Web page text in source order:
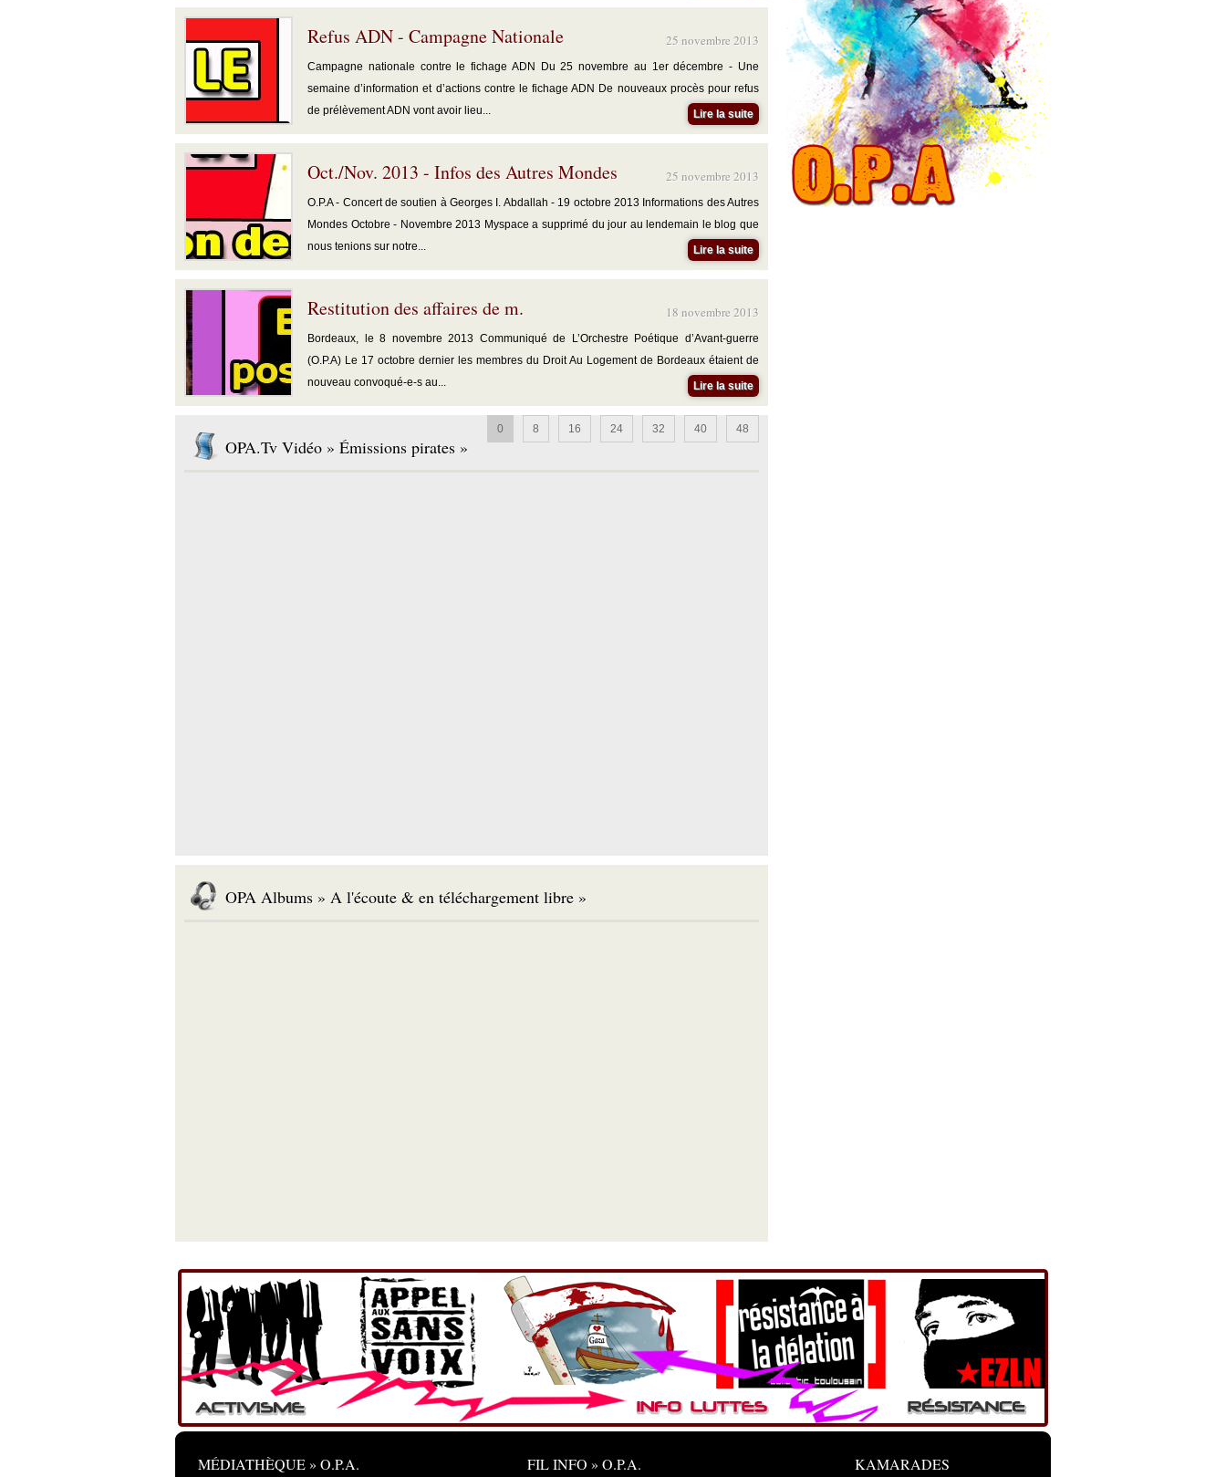
25 novembre 2013
Refus ADN - Campagne Nationale
Campagne nationale contre le fichage ADN Du 25 novembre au 1er décembre - Une
semaine d’information et d’actions contre le fichage ADN De nouveaux procès pour refus
de prélèvement ADN vont avoir lieu...
Lire la suite
25 novembre 2013
Oct./Nov. 2013 - Infos des Autres Mondes
O.P.A - Concert de soutien à Georges I. Abdallah - 19 octobre 2013 Informations des Autres
Mondes Octobre - Novembre 2013 Myspace a supprimé du jour au lendemain le blog que
nous tenions sur notre...
Lire la suite
18 novembre 2013
Restitution des affaires de m.
Bordeaux, le 8 novembre 2013 Communiqué de L’Orchestre Poétique d’Avant-guerre
(O.P.A) Le 17 octobre dernier les membres du Droit Au Logement de Bordeaux étaient de
nouveau convoqué-e-s au...
Lire la suite
0 8 16 24 32 40 48
OPA.Tv Vidéo » Émissions pirates »
OPA Albums » A l'écoute & en téléchargement libre »
MÉDIATHÈQUE » O.P.A. FIL INFO » O.P.A. KAMARADES